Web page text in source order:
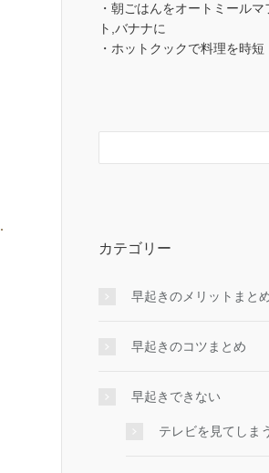
・朝ごはんをオートミール
ト,バナナに
・ホットクックで料理を時短
カテゴリー
早起きのメリットまと
早起きのコツまとめ
早起きできない
テレビを見てしま